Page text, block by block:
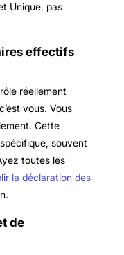
Unique, pas
effectifs
réellement
vous. Vous
Cette
souvent
toutes les
la déclaration des
de